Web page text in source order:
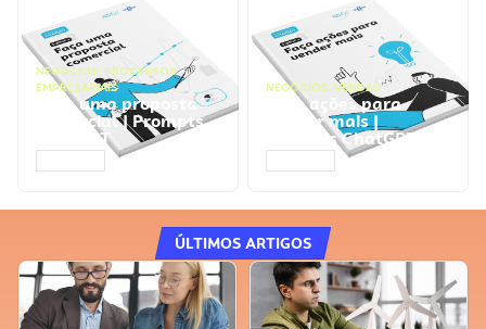
NEGÓCIOS, PROCESSOS
EMPRESARIAIS
Faça uma proposta
comercial | Prompts
ChatGPT
NEGÓCIOS, VENDAS
Faça ações para
vender mais |
Prompts ChatGPT
ÚLTIMOS ARTIGOS